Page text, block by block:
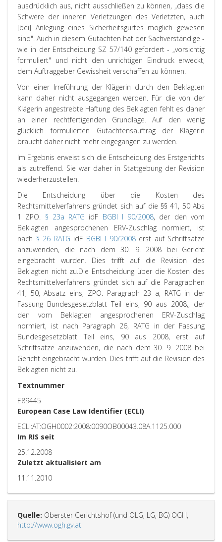
ausdrücklich aus, nicht ausschließen zu können, „dass die
Schwere der inneren Verletzungen des Verletzten, auch
[bei] Anlegung eines Sicherheitsgurtes möglich gewesen
sind". Auch in diesem Gutachten hat der Sachverständige -
wie in der Entscheidung SZ 57/140 gefordert - „vorsichtig
formuliert" und nicht den unrichtigen Eindruck erweckt,
dem Auftraggeber Gewissheit verschaffen zu können.
Von einer Irreführung der Klägerin durch den Beklagten
kann daher nicht ausgegangen werden. Für die von der
Klägerin angestrebte Haftung des Beklagten fehlt es daher
an einer rechtfertigenden Grundlage. Auf den wenig
glücklich formulierten Gutachtensauftrag der Klägerin
braucht daher nicht mehr eingegangen zu werden.
Im Ergebnis erweist sich die Entscheidung des Erstgerichts
als zutreffend. Sie war daher in Stattgebung der Revision
wiederherzustellen.
Die Entscheidung über die Kosten des
Rechtsmittelverfahrens gründet sich auf die §§ 41, 50 Abs
1 ZPO. § 23a RATG idF BGBl I 90/2008, der den vom
Beklagten angesprochenen ERV-Zuschlag normiert, ist
nach § 26 RATG idF BGBl I 90/2008erst auf Schriftsätze
anzuwenden, die nach dem 30. 9. 2008 bei Gericht
eingebracht wurden. Dies trifft auf die Revision des
Beklagten nicht zu.Die Entscheidung über die Kosten des
Rechtsmittelverfahrens gründet sich auf die Paragraphen
41, 50, Absatz eins, ZPO. Paragraph 23 a, RATG in der
Fassung Bundesgesetzblatt Teil eins, 90 aus 2008,, der
den vom Beklagten angesprochenen ERV-Zuschlag
normiert, ist nach Paragraph 26, RATG in der Fassung
Bundesgesetzblatt Teil eins, 90 aus 2008, erst auf
Schriftsätze anzuwenden, die nach dem 30. 9. 2008 bei
Gericht eingebracht wurden. Dies trifft auf die Revision des
Beklagten nicht zu.
Textnummer
E89445
European Case Law Identifier (ECLI)
ECLI:AT:OGH0002:2008:0090OB00043.08A.1125.000
Im RIS seit
25.12.2008
Zuletzt aktualisiert am
11.11.2010
Quelle: Oberster Gerichtshof (und OLG, LG, BG) OGH,
http://www.ogh.gv.at